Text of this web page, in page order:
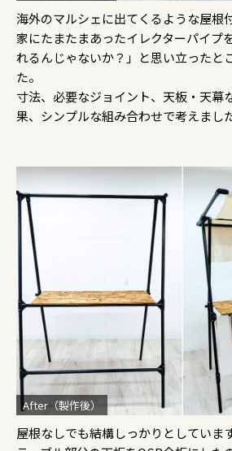
海外のマルシェに出てくるような屋根
家にたまたまあったイレクターパイプ
れるんじゃないか？」と思い立ったと
た。
寸法、必要なジョイント、天板・天幕
果、シンプルな組み合わせで考えまし
After（製作後）
屋根なしでも結構しっかりとしています